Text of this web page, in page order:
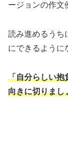
ージョンの作文
読み進めるうち
にできるように
「自分らしい抱
向きに切りまし